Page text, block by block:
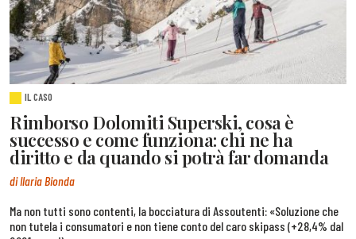
IL CASO
Rimborso Dolomiti Superski, cosa è
successo e come funziona: chi ne ha
diritto e da quando si potrà far domanda
di Ilaria Bionda
Ma non tutti sono contenti, la bocciatura di Assoutenti: «Soluzione che
non tutela i consumatori e non tiene conto del caro skipass (+28,4% dal